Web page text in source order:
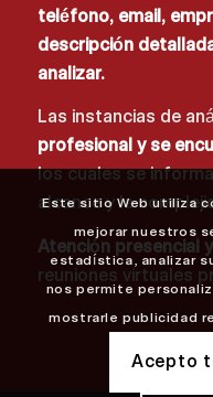
teléfono, email,
descripción
analizar.
Las instancias de
profesional y se
los cuales se
alcance y la
Atención presencial
reuniones virtuales
Este sitio Web utiliza
mejorar nuestros
estadística, analizar
nos permite
mostrarle publicidad
Acepto